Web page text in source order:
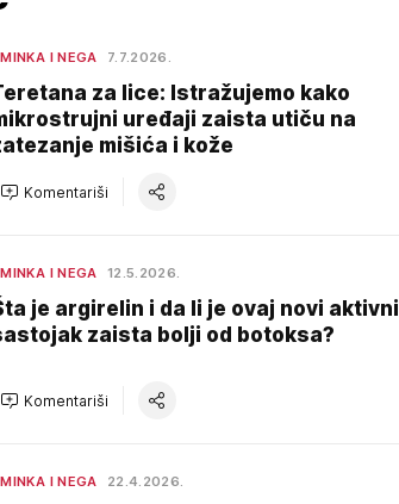
I NEGA 7.7.2026.
za lice: Istražujemo kako
uređaji zaista utiču na
mišića i kože
Komentariši
I NEGA 12.5.2026.
je argirelin i da li je ovaj novi aktivni
zaista bolji od botoksa?
Komentariši
I NEGA 22.4.2026.